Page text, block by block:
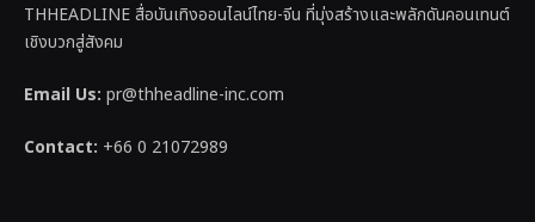
THHEADLINE สื่อบันเทิงออนไลน์ไทย-จีน ที่มุ่งสร้างและพลักดันคอนเทนต์
เชิงบวกสู่สังคม
Email Us: pr@thheadline-inc.com
Contact: +66 0 21072989